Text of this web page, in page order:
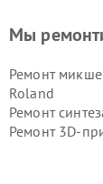
Мы
Ремонт
Roland
Ремонт
Ремонт 3D-